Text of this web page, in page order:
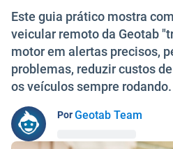
Este guia prático mostra
veicular remoto da Geotab
motor em alertas precisos,
problemas, reduzir custos
os veículos sempre rodando.
PorGeotab Team